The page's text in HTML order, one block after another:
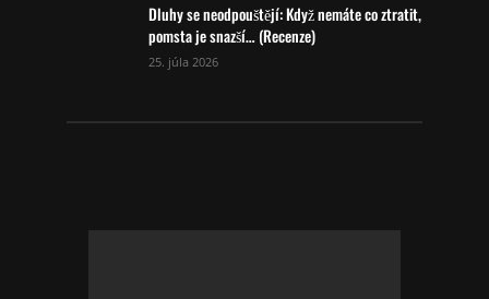
Dluhy se neodpouštějí: Když nemáte co ztratit,
pomsta je snazší… (Recenze)
25. júla 2026